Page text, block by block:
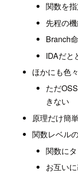
関数を
先程の
Branch
IDAだと
ほかにも色
ただ
きない
原理だけ簡
関数レベル
関数に
お互い